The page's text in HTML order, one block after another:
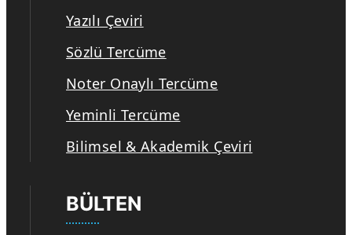
Yazılı Çeviri
Sözlü Tercüme
Noter Onaylı Tercüme
Yeminli Tercüme
Bilimsel & Akademik Çeviri
BÜLTEN